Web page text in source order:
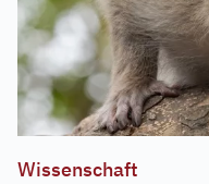
Wissenschaft